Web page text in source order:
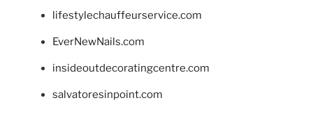
lifestylechauffeurservice.com
EverNewNails.com
insideoutdecoratingcentre.com
salvatoresinpoint.com